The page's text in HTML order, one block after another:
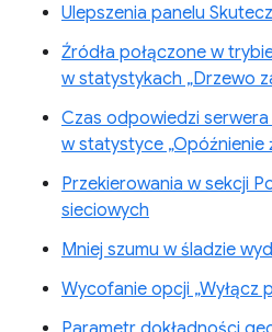
Ulepszenia panelu
Źródła połączone w
w statystykach „Drzewo
Czas odpowiedzi
w statystyce „Opóźnienie
Przekierowania w sekcji
sieciowych
Mniej szumu w śladzie
Wycofanie opcji „Wyłącz